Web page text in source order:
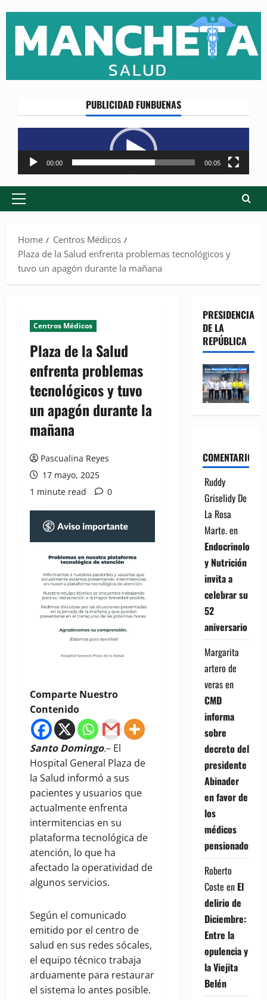
content
PUBLICIDAD FUNBUENAS
Reproductor
de
vídeo
00:00 00:05
Primary
Home
Centros Médicos
Plaza de la Salud enfrenta problemas tecnológicos y
tuvo un apagón durante la mañana
Centros Médicos
Plaza de la Salud
enfrenta problemas
tecnológicos y tuvo
un apagón durante la
mañana
Pascualina Reyes
17 mayo, 2025
1 minute read
0
Comparte Nuestro
Contenido
Santo Domingo.– El
Hospital General Plaza de
la Salud informó a sus
pacientes y usuarios que
actualmente enfrenta
intermitencias en su
plataforma tecnológica de
atención, lo que ha
afectado la operatividad de
algunos servicios.
Según el comunicado
emitido por el centro de
salud en sus redes sócales,
el equipo técnico trabaja
arduamente para restaurar
el sistema lo antes posible.
PRESIDENCIA
DE LA
REPÚBLICA
COMENTARIOS
Ruddy
Griselidy De
La Rosa
Marte.en
Endocrinología
y Nutrición
invita a
celebrar su
52
aniversario
Margarita
artero de
verasen
CMD
informa
sobre
decreto del
presidente
Abinader
en favor de
los
médicos
pensionados
Roberto
Coste en El
delirio de
Diciembre:
Entre la
opulencia y
la Viejita
Belén